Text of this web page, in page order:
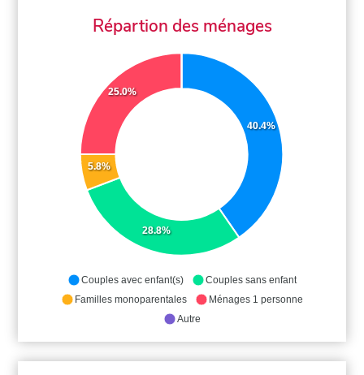
Répartion des ménages
40.4%
28.8%
5.8%
25.0%
Couples avec enfant(s)
Couples sans enfant
Familles monoparentales
Ménages 1 personne
Autre